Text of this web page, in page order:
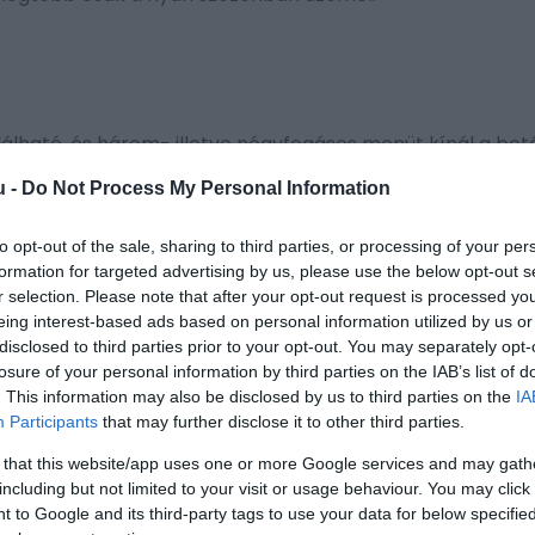
- Do Not Process My Personal Information
opt-out of the sale, sharing to third parties, or processing of your
for targeted advertising by us, please use the below opt-out
selection. Please note that after your opt-out request is processed
interest-based ads based on personal information utilized by us
to third parties prior to your opt-out. You may separately
of your personal information by third parties on the IAB’s list of
This information may also be disclosed by us to third parties on the
Participants that may further disclose it to other third parties.
that this website/app uses one or more Google services and may
but not limited to your visit or usage behaviour. You may
to Google and its third-party tags to use your data for below
és három- illetve négyfogásos menüt kínál a
előételek, főételek és desszertek. A friss halakat –
sügért – vétek lenne kihagyni, ha azonban csak
ami egy helyi specialitás. Kísérőnek pedig
borokat. Ráadásul, ha vízpartra néző asztalt
tenger csobogását.
étterme. A családi kézben lévő taverna szinte
be, érdemes a hús- és halételeket választanunk –
– ugyanis frissen, autentikusan, grillsütőn
közben élvezhetjük az étterem teraszáról